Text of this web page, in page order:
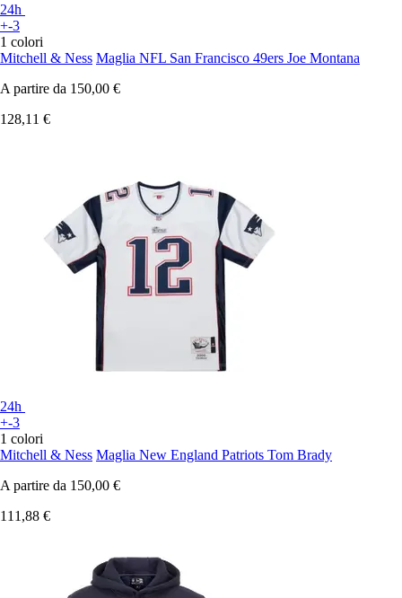
24h
+-3
1 colori
Mitchell & Ness Maglia NFL San Francisco 49ers Joe Montana
A partire da 150,00 €
128,11 €
24h
+-3
1 colori
Mitchell & Ness Maglia New England Patriots Tom Brady
A partire da 150,00 €
111,88 €